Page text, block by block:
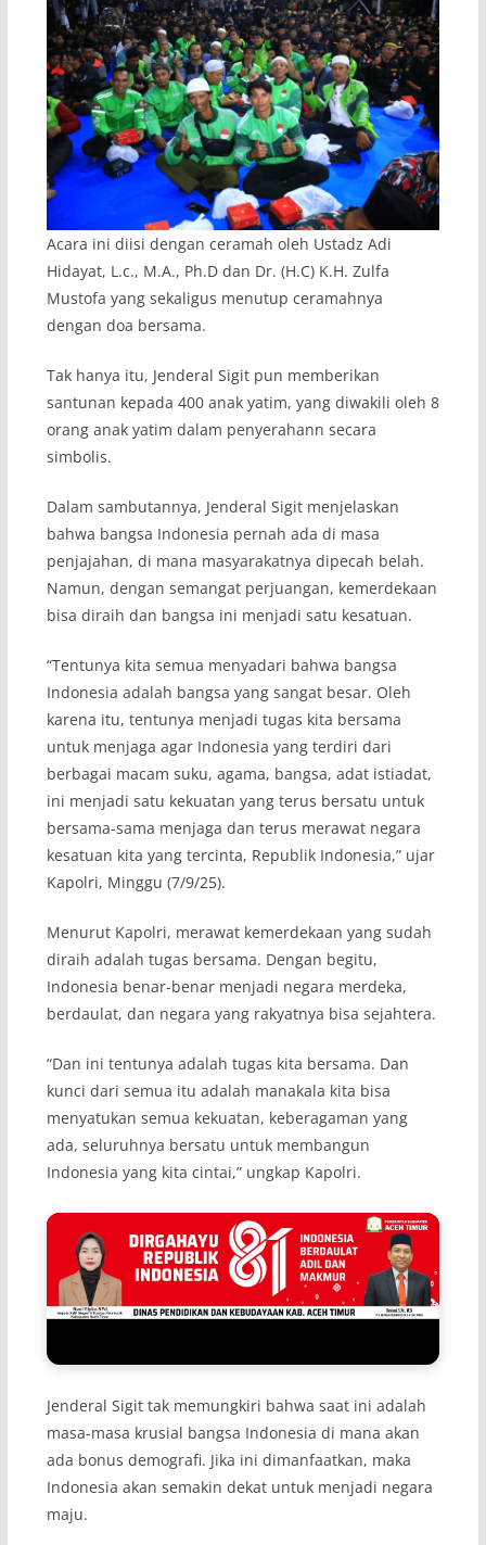
Acara ini diisi dengan ceramah oleh Ustadz Adi
Hidayat, L.c., M.A., Ph.D dan Dr. (H.C) K.H. Zulfa
Mustofa yang sekaligus menutup ceramahnya
dengan doa bersama.
Tak hanya itu, Jenderal Sigit pun memberikan
santunan kepada 400 anak yatim, yang diwakili oleh 8
orang anak yatim dalam penyerahann secara
simbolis.
Dalam sambutannya, Jenderal Sigit menjelaskan
bahwa bangsa Indonesia pernah ada di masa
penjajahan, di mana masyarakatnya dipecah belah.
Namun, dengan semangat perjuangan, kemerdekaan
bisa diraih dan bangsa ini menjadi satu kesatuan.
“Tentunya kita semua menyadari bahwa bangsa
Indonesia adalah bangsa yang sangat besar. Oleh
karena itu, tentunya menjadi tugas kita bersama
untuk menjaga agar Indonesia yang terdiri dari
berbagai macam suku, agama, bangsa, adat istiadat,
ini menjadi satu kekuatan yang terus bersatu untuk
bersama-sama menjaga dan terus merawat negara
kesatuan kita yang tercinta, Republik Indonesia,” ujar
Kapolri, Minggu (7/9/25).
Menurut Kapolri, merawat kemerdekaan yang sudah
diraih adalah tugas bersama. Dengan begitu,
Indonesia benar-benar menjadi negara merdeka,
berdaulat, dan negara yang rakyatnya bisa sejahtera.
“Dan ini tentunya adalah tugas kita bersama. Dan
kunci dari semua itu adalah manakala kita bisa
menyatukan semua kekuatan, keberagaman yang
ada, seluruhnya bersatu untuk membangun
Indonesia yang kita cintai,” ungkap Kapolri.
Jenderal Sigit tak memungkiri bahwa saat ini adalah
masa-masa krusial bangsa Indonesia di mana akan
ada bonus demografi. Jika ini dimanfaatkan, maka
Indonesia akan semakin dekat untuk menjadi negara
maju.